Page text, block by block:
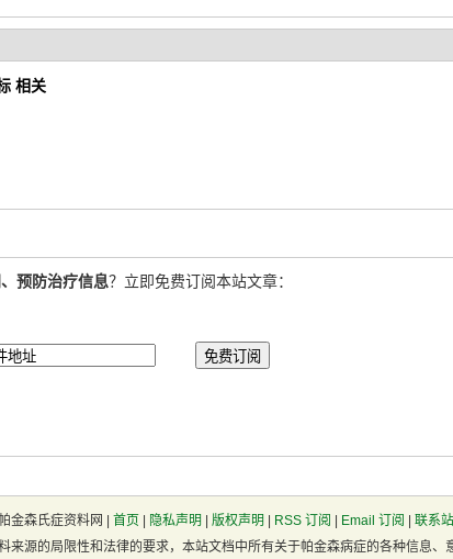
相关
预防治疗信息？立即免费订阅本站文章：
金森氏症资料网 | 首页 隐私声明 版权声明 RSS 订阅 Email 订阅
联系
来源的局限性和法律的要求，本站文档中所有关于帕金森病症的各种信息、